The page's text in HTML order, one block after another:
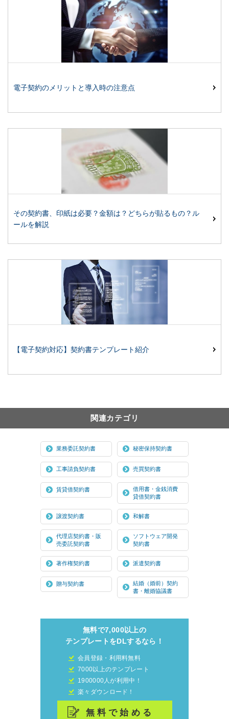
電子契約のメリットと導入時の注意点
その契約書、印紙は必要？金額は？どちらが貼るもの？ル
ールを解説
【電子契約対応】契約書テンプレート紹介
関連カテゴリ
業務委託契約書 秘密保持契約書
工事請負契約書 売買契約書
賃貸借契約書
借用書・金銭消費
貸借契約書
譲渡契約書 和解書
代理店契約書・販
売委託契約書
ソフトウェア開発
契約書
著作権契約書 派遣契約書
贈与契約書
結婚（婚前）契約
書・離婚協議書
無料で7,000以上の
テンプレートをDLするなら！
会員登録・利用料無料
7000以上のテンプレート
1900000人が利用中！
楽々ダウンロード！
無料で始める